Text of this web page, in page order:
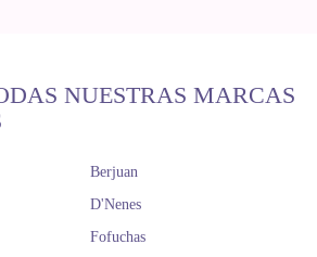
NUESTRAS MARCAS
Berjuan
D'Nenes
Fofuchas